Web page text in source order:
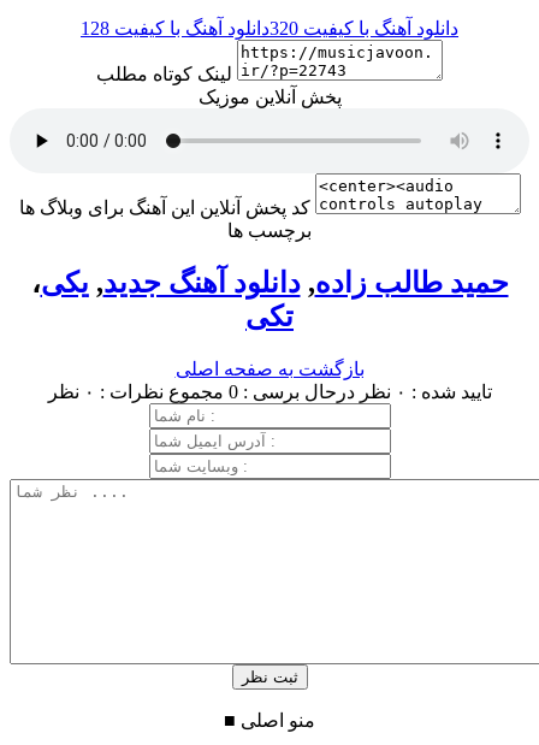
دانلود آهنگ با کیفیت 320 دانلود آهنگ با کیفیت 128
لینک کوتاه مطلب
پخش آنلاین موزیک
کد پخش آنلاین این آهنگ برای وبلاگ ها
برچسب ها
، حمید طالب زاده,دانلود آهنگ جدید, یکی
تکی
بازگشت به صفحه اصلی
تایید شده : ۰ نظر
درحال برسی : 0 مجموع نظرات : ۰ نظر
■ منو اصلی